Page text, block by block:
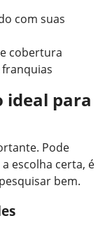
com suas
cobertura
ideal para
Pode
escolha certa, é
bem.